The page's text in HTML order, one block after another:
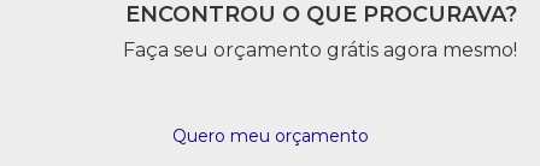
ENCONTROU O QUE PROCURAVA?
Faça seu orçamento grátis agora mesmo!
Quero meu orçamento